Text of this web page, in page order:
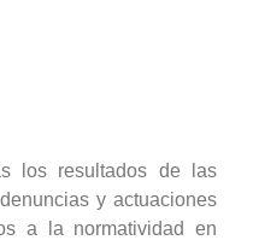
los resultados de las
y actuaciones
a la normatividad en